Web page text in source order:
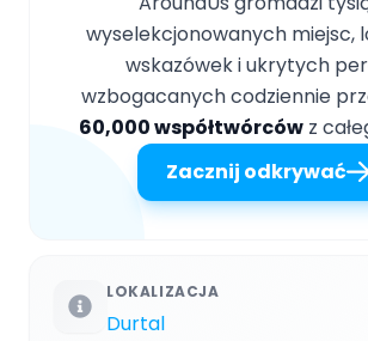
wyselekcjonowanych miejsc,
wskazówek i ukrytych
wzbogacanych codziennie
60,000 współtwórców z
Zacznij odkrywać
LOKALIZACJA
Durtal